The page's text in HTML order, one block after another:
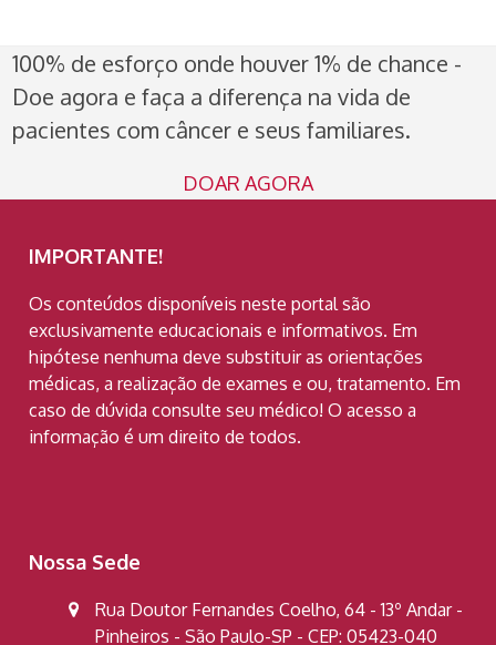
100% de esforço onde houver 1% de chance -
Doe agora e faça a diferença na vida de
pacientes com câncer e seus familiares.
DOAR AGORA
IMPORTANTE!
Os conteúdos disponíveis neste portal são
exclusivamente educacionais e informativos. Em
hipótese nenhuma deve substituir as orientações
médicas, a realização de exames e ou, tratamento. Em
caso de dúvida consulte seu médico! O acesso a
informação é um direito de todos.
Nossa Sede
Rua Doutor Fernandes Coelho, 64 - 13º Andar -
Pinheiros - São Paulo-SP - CEP: 05423-040